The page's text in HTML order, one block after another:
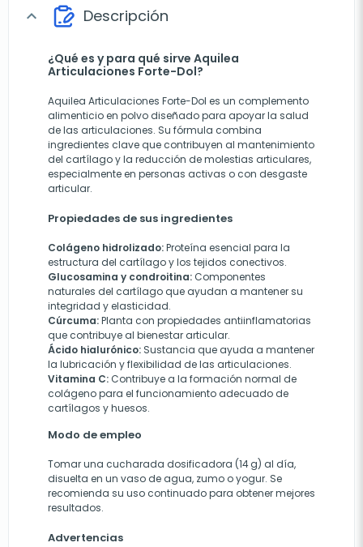
expand_more Descripción
¿Qué es y para qué sirve Aquilea
Articulaciones Forte-Dol?
Aquilea Articulaciones Forte-Dol es un complemento
alimenticio en polvo diseñado para apoyar la salud
de las articulaciones. Su fórmula combina
ingredientes clave que contribuyen al mantenimiento
del cartílago y la reducción de molestias articulares,
especialmente en personas activas o con desgaste
articular.
Propiedades de sus ingredientes
Colágeno hidrolizado:Proteína esencial para la
estructura del cartílago y los tejidos conectivos.
Glucosamina y condroitina: Componentes
naturales del cartílago que ayudan a mantener su
integridad y elasticidad.
Cúrcuma:Planta con propiedades antiinflamatorias
que contribuye al bienestar articular.
Ácido hialurónico: Sustancia que ayuda a mantener
la lubricación y flexibilidad de las articulaciones.
Vitamina C: Contribuye a la formación normal de
colágeno para el funcionamiento adecuado de
cartílagos y huesos.
Modo de empleo
Tomar una cucharada dosificadora (14 g) al día,
disuelta en un vaso de agua, zumo o yogur. Se
recomienda su uso continuado para obtener mejores
resultados.
Advertencias